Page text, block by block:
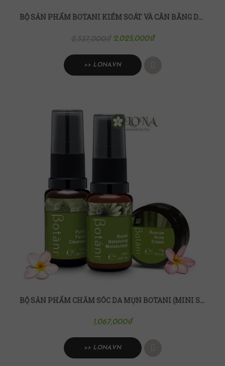
BỘ SẢN PHẨM BOTANI KIỂM SOÁT VÀ CÂN BẰNG DẦU NHỜN
2,025,000₫
>> LONA.VN
BỘ SẢN PHẨM CHĂM SÓC DA MỤN BOTANI (MINI SIZE)
1,067,000₫
>> LONA.VN